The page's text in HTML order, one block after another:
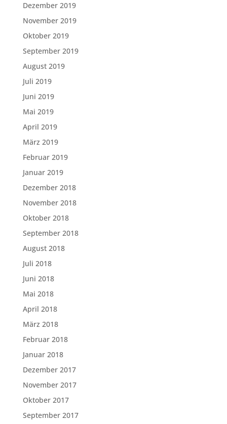
Dezember 2019
November 2019
Oktober 2019
September 2019
August 2019
Juli 2019
Juni 2019
Mai 2019
April 2019
März 2019
Februar 2019
Januar 2019
Dezember 2018
November 2018
Oktober 2018
September 2018
August 2018
Juli 2018
Juni 2018
Mai 2018
April 2018
März 2018
Februar 2018
Januar 2018
Dezember 2017
November 2017
Oktober 2017
September 2017